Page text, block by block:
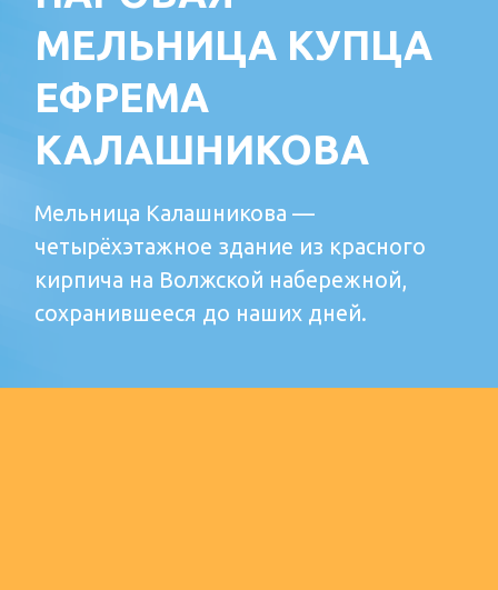
Мельница Калашникова —
четырёхэтажное здание из красного
кирпича на Волжской набережной,
сохранившееся до наших дней.
КАЛАШНИКОВА